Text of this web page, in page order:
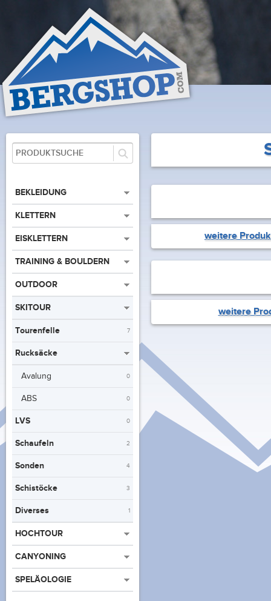
BEKLEIDUNG
KLETTERN
EISKLETTERN
TRAINING & BOULDERN
OUTDOOR
SKITOUR
Tourenfelle 7
Rucksäcke
Avalung 0
ABS 0
LVS 0
Schaufeln 2
Sonden 4
Schistöcke 3
Diverses 1
HOCHTOUR
CANYONING
SPELÄOLOGIE
weitere
weitere